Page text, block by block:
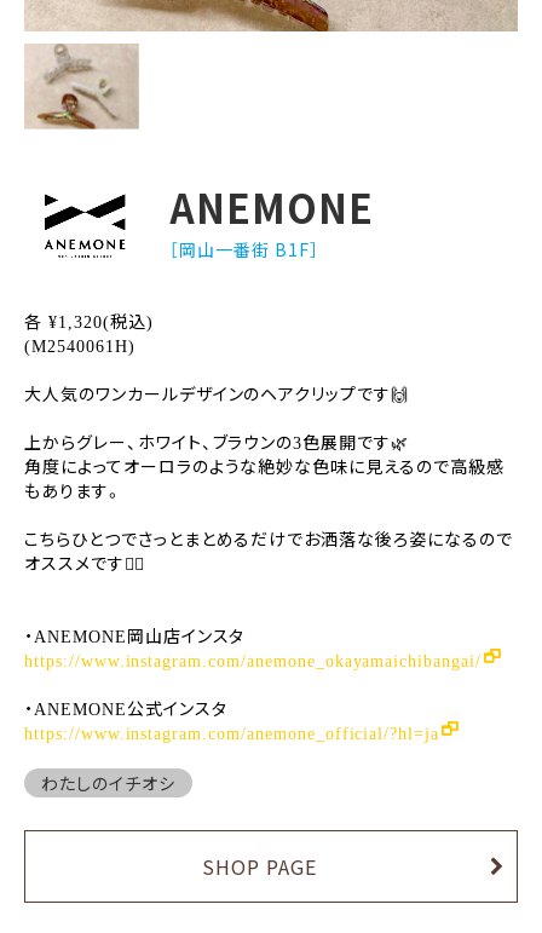
ANEMONE
［岡山一番街 B1F］
各 ¥1,320(税込)
(M2540061H)
大人気のワンカールデザインのヘアクリップです🙌
上からグレー、ホワイト、ブラウンの3色展開です🌿
角度によってオーロラのような絶妙な色味に見えるので高級感
もあります。
こちらひとつでさっとまとめるだけでお洒落な後ろ姿になるので
オススメです🙆‍♀️
・ ANEMONE 岡山店インスタ
https://www.instagram.com/anemone_okayamaichibangai/
・ ANEMONE 公式インスタ
https://www.instagram.com/anemone_official/?hl=ja
わたしのイチオシ
SHOP PAGE